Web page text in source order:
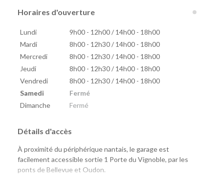
Horaires d'ouverture
Lundi
9h00 - 12h00 / 14h00 - 18h00
Mardi
8h00 - 12h30 / 14h00 - 18h00
Mercredi
8h00 - 12h30 / 14h00 - 18h00
Jeudi
8h00 - 12h30 / 14h00 - 18h00
Vendredi
8h00 - 12h30 / 14h00 - 18h00
Samedi
Fermé
Dimanche
Fermé
Détails d'accès
À proximité du périphérique nantais, le garage est
facilement accessible sortie 1 Porte du Vignoble, par les
ponts de Bellevue et Oudon.